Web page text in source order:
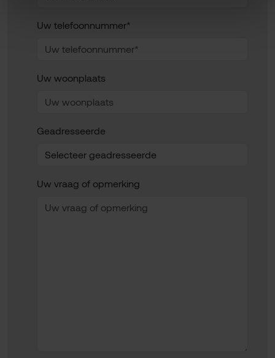
Uw telefoonnummer*
Uw woonplaats
Geadresseerde
Uw vraag of opmerking